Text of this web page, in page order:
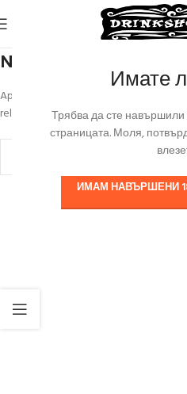
Имате
Трябва да сте навършили
страницата. Моля,
ИМАМ НАВЪРШЕНИ
Nothing Found
Apologies, but no results were found.
related post.